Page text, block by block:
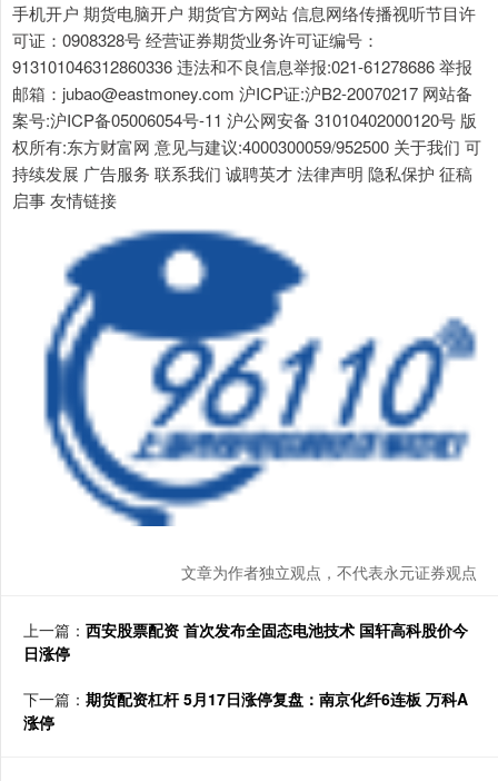
手机开户 期货电脑开户 期货官方网站 信息网络传播视听节目许
可证：0908328号 经营证券期货业务许可证编号：
913101046312860336 违法和不良信息举报:021-61278686 举报
邮箱：jubao@eastmoney.com 沪ICP证:沪B2-20070217 网站备
案号:沪ICP备05006054号-11 沪公网安备 31010402000120号 版
权所有:东方财富网 意见与建议:4000300059/952500 关于我们 可
持续发展 广告服务 联系我们 诚聘英才 法律声明 隐私保护 征稿
启事 友情链接
文章为作者独立观点，不代表永元证券观点
上一篇： 西安股票配资 首次发布全固态电池技术 国轩高科股价今
日涨停
下一篇： 期货配资杠杆 5月17日涨停复盘：南京化纤6连板 万科A
涨停